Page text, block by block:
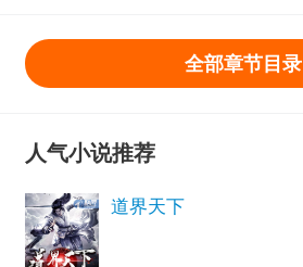
全部章节目录
人气小说推荐
道界天下